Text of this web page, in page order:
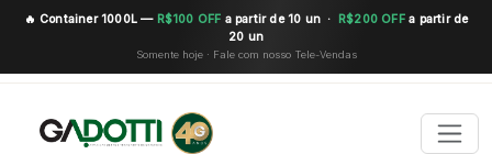
🔥 Container 1000L — R$100 OFF a partir de 10 un · R$200 OFFa partir de
20 un
Somente hoje · Fale com nosso Tele-Vendas